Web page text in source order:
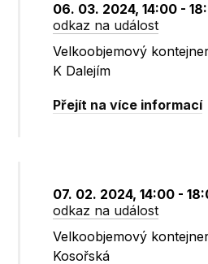
06. 03. 2024, 14:00 -
odkaz na událost
Velkoobjemový
K Dalejím
Přejít na více informací
07. 02. 2024, 14:00 -
odkaz na událost
Velkoobjemový
Kosořská